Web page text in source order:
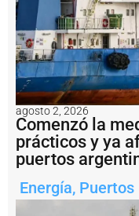
m
e
n
t
e
e
n
s
a
li
a
d
agosto 2, 2026
Comenzó la
prácticos y ya
puertos
Energía, Puertos